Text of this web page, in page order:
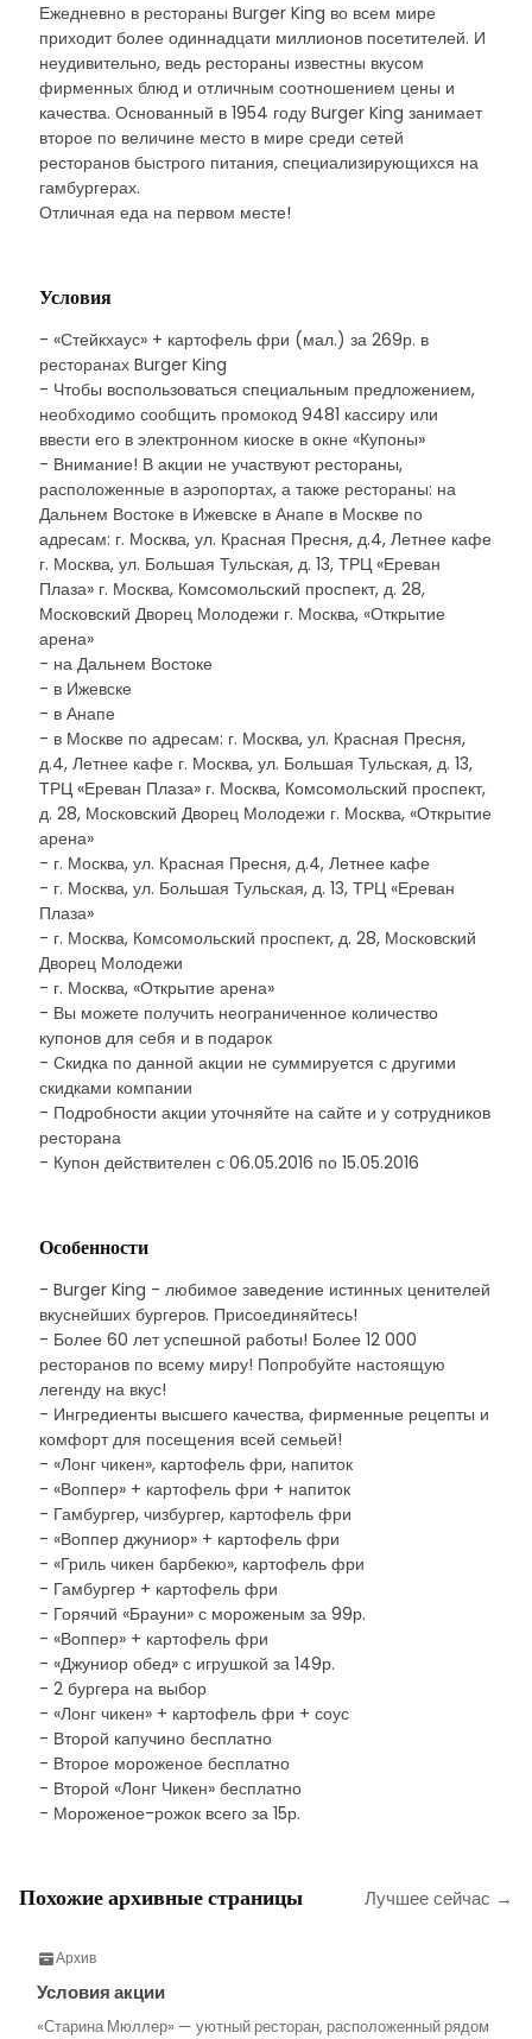
Ежедневно в рестораны Burger King во всем мире
приходит более одиннадцати миллионов посетителей. И
неудивительно, ведь рестораны известны вкусом
фирменных блюд и отличным соотношением цены и
качества. Основанный в 1954 году Burger King занимает
второе по величине место в мире среди сетей
ресторанов быстрого питания, специализирующихся на
гамбургерах.
Отличная еда на первом месте!
Условия
- «Стейкхаус» + картофель фри (мал.) за 269р. в
ресторанах Burger King
- Чтобы воспользоваться специальным предложением,
необходимо сообщить промокод 9481 кассиру или
ввести его в электронном киоске в окне «Купоны»
- Внимание! В акции не участвуют рестораны,
расположенные в аэропортах, а также рестораны: на
Дальнем Востоке в Ижевске в Анапе в Москве по
адресам: г. Москва, ул. Красная Пресня, д.4, Летнее кафе
г. Москва, ул. Большая Тульская, д. 13, ТРЦ «Ереван
Плаза» г. Москва, Комсомольский проспект, д. 28,
Московский Дворец Молодежи г. Москва, «Открытие
арена»
- на Дальнем Востоке
- в Ижевске
- в Анапе
- в Москве по адресам: г. Москва, ул. Красная Пресня,
д.4, Летнее кафе г. Москва, ул. Большая Тульская, д. 13,
ТРЦ «Ереван Плаза» г. Москва, Комсомольский проспект,
д. 28, Московский Дворец Молодежи г. Москва, «Открытие
арена»
- г. Москва, ул. Красная Пресня, д.4, Летнее кафе
- г. Москва, ул. Большая Тульская, д. 13, ТРЦ «Ереван
Плаза»
- г. Москва, Комсомольский проспект, д. 28, Московский
Дворец Молодежи
- г. Москва, «Открытие арена»
- Вы можете получить неограниченное количество
купонов для себя и в подарок
- Скидка по данной акции не суммируется с другими
скидками компании
- Подробности акции уточняйте на сайте и у сотрудников
ресторана
- Купон действителен с 06.05.2016 по 15.05.2016
Особенности
- Burger King - любимое заведение истинных ценителей
вкуснейших бургеров. Присоединяйтесь!
- Более 60 лет успешной работы! Более 12 000
ресторанов по всему миру! Попробуйте настоящую
легенду на вкус!
- Ингредиенты высшего качества, фирменные рецепты и
комфорт для посещения всей семьей!
- «Лонг чикен», картофель фри, напиток
- «Воппер» + картофель фри + напиток
- Гамбургер, чизбургер, картофель фри
- «Воппер джуниор» + картофель фри
- «Гриль чикен барбекю», картофель фри
- Гамбургер + картофель фри
- Горячий «Брауни» с мороженым за 99р.
- «Воппер» + картофель фри
- «Джуниор обед» с игрушкой за 149р.
- 2 бургера на выбор
- «Лонг чикен» + картофель фри + соус
- Второй капучино бесплатно
- Второе мороженое бесплатно
- Второй «Лонг Чикен» бесплатно
- Мороженое-рожок всего за 15р.
Похожие архивные страницы Лучшее сейчас →
Архив
Условия акции
«Старина Мюллер» — уютный ресторан, расположенный рядом